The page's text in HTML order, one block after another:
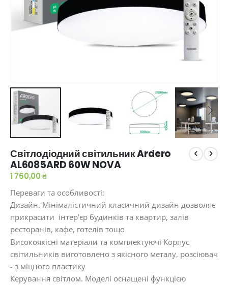
до
початку
галереї
Світлодіодний світильник Ardero
AL6085ARD 60W NOVA
1 760,00 ₴
Переваги та особливості:
Дизайн. Мінімалістичний класичний дизайн дозволяє
прикрасити інтер’єр будинків та квартир, залів
ресторанів, кафе, готелів тощо
Високоякісні матеріали та комплектуючі Корпус
світильників виготовлено з якісного металу, розсіювач
- з міцного пластику
Керування світлом. Моделі оснащені функцією